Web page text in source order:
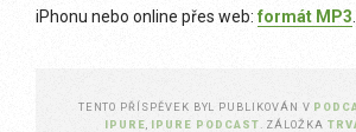
iPhonu nebo online přes web: formát MP3
TENTO PŘÍSPĚVEK BYL PUBLIKOVÁN V
IPURE IPURE PODCAST . ZÁLOŽKA